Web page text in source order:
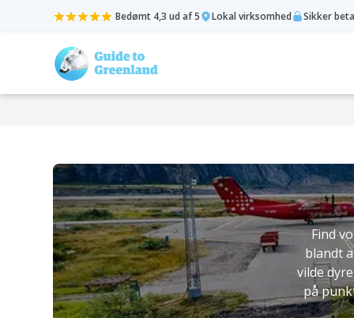
Bedømt 4,3 ud af 5 Lokal virksomhed Sikker
Find
blandt
vilde
på